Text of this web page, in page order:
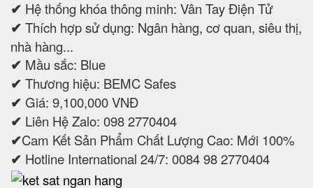
✔ Hệ thống khóa thông minh: Vân Tay Điện Tử
✔ Thích hợp sử dụng: Ngân hàng, cơ quan, siêu thị,
nhà hàng...
✔ Mầu sắc: Blue
✔ Thương hiệu: BEMC Safes
✔ Giá: 9,100,000 VNĐ
✔ Liên Hệ Zalo: 098 2770404
✔Cam Kết Sản Phẩm Chất Lượng Cao: Mới 100%
✔ Hotline International 24/7: 0084 98 2770404